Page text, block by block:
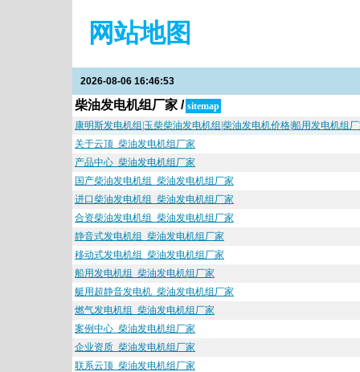
网站地图
2026-08-06 16:46:53
柴油发电机组厂家 / sitemap
康明斯发电机组|玉柴柴油发电机组|柴油发电机价格|船用发电机组
关于云顶_柴油发电机组厂家
产品中心_柴油发电机组厂家
国产柴油发电机组_柴油发电机组厂家
进口柴油发电机组_柴油发电机组厂家
合资柴油发电机组_柴油发电机组厂家
静音式发电机组_柴油发电机组厂家
移动式发电机组_柴油发电机组厂家
船用发电机组_柴油发电机组厂家
艇用超静音发电机_柴油发电机组厂家
燃气发电机组_柴油发电机组厂家
案例中心_柴油发电机组厂家
企业资质_柴油发电机组厂家
联系云顶_柴油发电机组厂家